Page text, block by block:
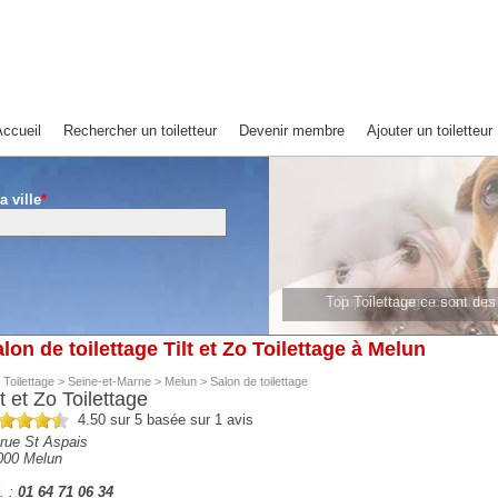
Rechercher un toiletteur Devenir membre Ajouter un toiletteur
ville*
Top Toilettage ce sont
Top Toilettage ce sont
de toilettage Tilt et Zo Toilettage à Melun
Toilettage> Seine-et-Marne> Melun> Salon de toilettage
et Zo Toilettage
4.50sur 5 basée sur 1avis
St Aspais
Melun
: 01 64 71 06 34